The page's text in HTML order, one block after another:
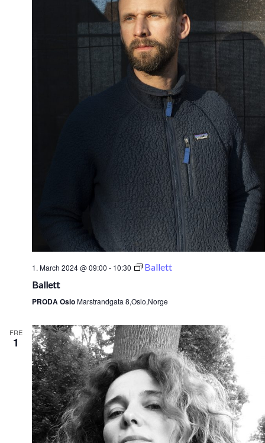
1. March 2024 @ 09:00 - 10:30
Ballett
Ballett
PRODA OsloMarstrandgata 8,Oslo,Norge
FRE
1